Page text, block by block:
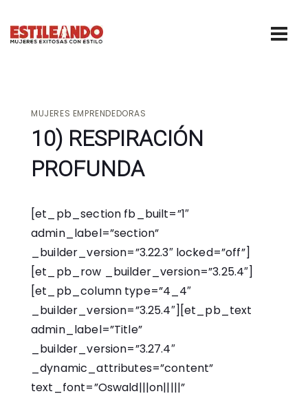
MUJERES EMPRENDEDORAS
10) RESPIRACIÓN
PROFUNDA
[et_pb_section fb_built=”1″
admin_label=”section”
_builder_version=”3.22.3″ locked=”off”]
[et_pb_row _builder_version=”3.25.4″]
[et_pb_column type=”4_4″
_builder_version=”3.25.4″][et_pb_text
admin_label=”Title”
_builder_version=”3.27.4″
_dynamic_attributes=”content”
text_font=”Oswald|||on|||||”